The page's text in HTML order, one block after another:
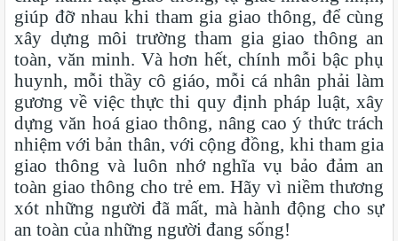
giúp đỡ nhau khi tham gia giao thông, để cùng
xây dựng môi trường tham gia giao thông an
toàn, văn minh. Và hơn hết, chính mỗi bậc phụ
huynh, mỗi thầy cô giáo, mỗi cá nhân phải làm
gương về việc thực thi quy định pháp luật, xây
dựng văn hoá giao thông, nâng cao ý thức trách
nhiệm với bản thân, với cộng đồng, khi tham gia
giao thông và luôn nhớ nghĩa vụ bảo đảm an
toàn giao thông cho trẻ em. Hãy vì niềm thương
xót những người đã mất, mà hành động cho sự
an toàn của những người đang sống!